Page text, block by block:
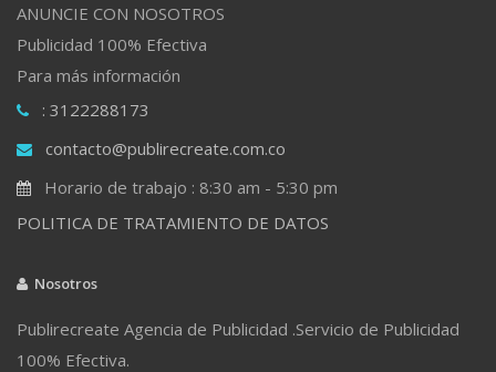
ANUNCIE CON NOSOTROS
Publicidad 100% Efectiva
Para más información
: 3122288173
contacto@publirecreate.com.co
Horario de trabajo : 8:30 am - 5:30 pm
POLITICA DE TRATAMIENTO DE DATOS
Nosotros
Publirecreate Agencia de Publicidad .Servicio de Publicidad
100% Efectiva.